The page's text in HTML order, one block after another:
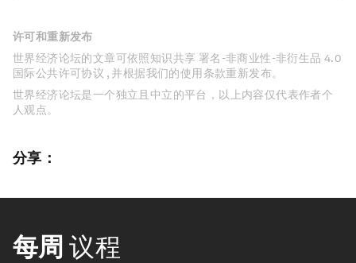
许可和重新发布
世界经济论坛的文章可依照知识共享 署名-非商业性-非衍生品 4.0
国际公共许可协议 , 并根据我们的使用条款重新发布。
世界经济论坛是一个独立且中立的平台，以上内容仅代表作者个
人观点。
分享：
每周 议程